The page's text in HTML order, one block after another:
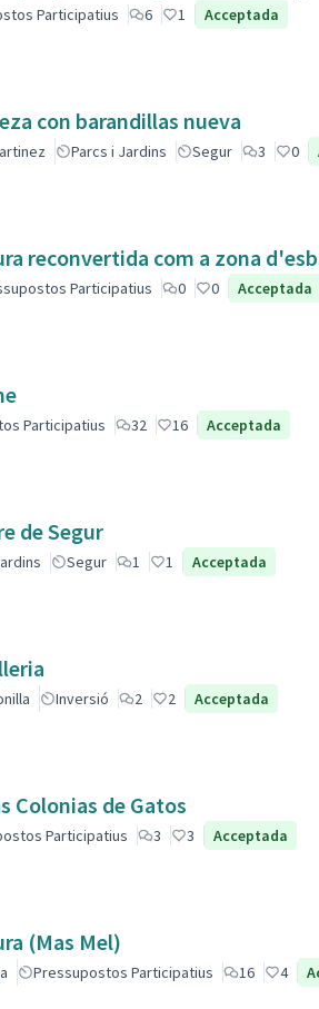
Participatius 6 1 Acceptada
con barandillas nueva
Parcs i Jardins Segur 3 0
reconvertida com a zona
Participatius 0 0 Acceptada
Participatius 32 16 Acceptada
de Segur
Segur 1 1 Acceptada
Inversió 2 2 Acceptada
Colonias de Gatos
Participatius 3 3 Acceptada
(Mas Mel)
Pressupostos Participatius 16 4